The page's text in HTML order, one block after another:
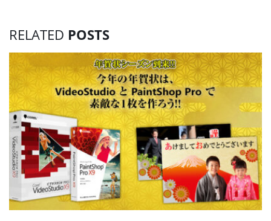
RELATED POSTS